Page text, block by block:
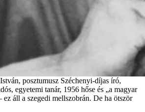
posztumusz Széchenyi-díjas író,
egyetemi tanár, 1956 hőse és „a magyar
ez áll a szegedi mellszobrán. De ha ötször